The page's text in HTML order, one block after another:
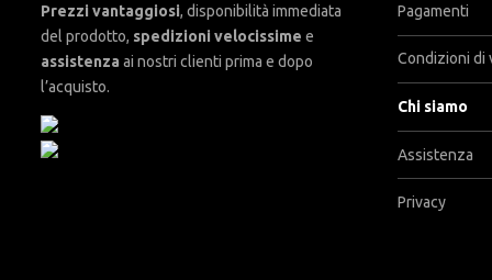
del
Prezzi vantaggiosi, disponibilità immediata
del prodotto, spedizioni velocissime e
assistenza ai nostri clienti prima e dopo
l’acquisto.
Pagamenti
Condizioni di
Chi siamo
Assistenza
Privacy